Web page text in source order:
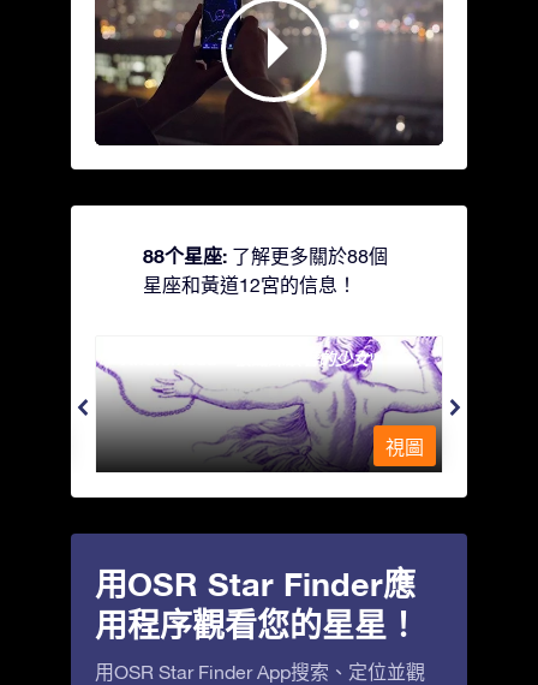
88个星座: 了解更多關於88個
星座和黃道12宮的信息！
Andromeda - 被鐵鍊鎖著的少女
視圖
用OSR Star Finder應
用程序觀看您的星星！
用OSR Star Finder App搜索、定位並觀